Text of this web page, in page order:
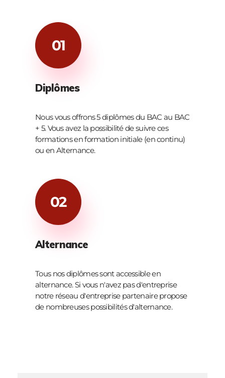
01
Diplômes
Nous vous offrons 5 diplômes du BAC au BAC
+ 5. Vous avez la possibilité de suivre ces
formations en formation initiale (en continu)
ou en Alternance.
02
Alternance
Tous nos diplômes sont accessible en
alternance. Si vous n'avez pas d'entreprise
notre réseau d'entreprise partenaire propose
de nombreuses possibilités d'alternance.